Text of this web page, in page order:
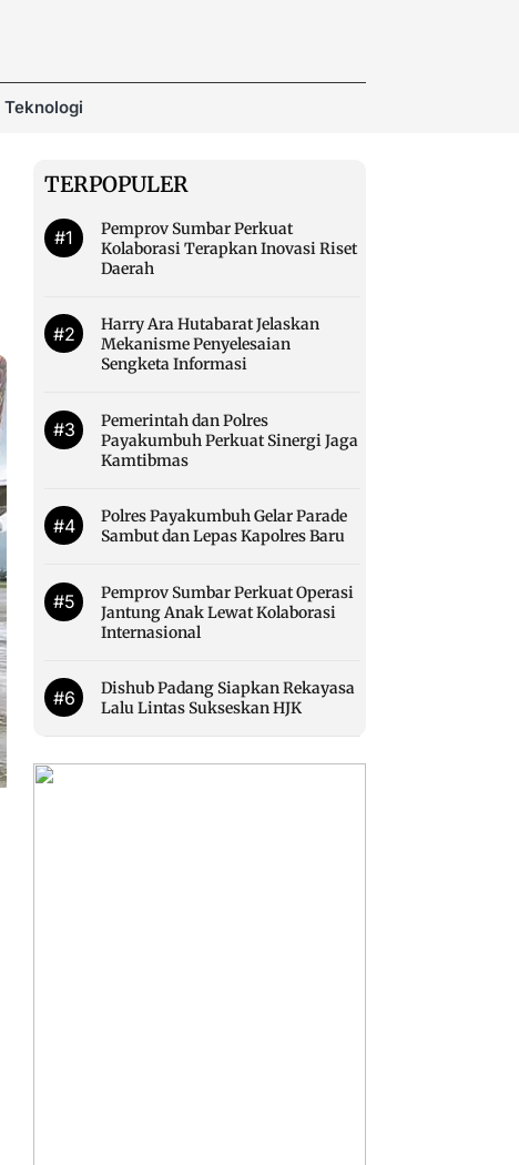
Teknologi
TERPOPULER
#1
Pemprov Sumbar Perkuat
Kolaborasi Terapkan Inovasi Riset
Daerah
#2
Harry Ara Hutabarat Jelaskan
Mekanisme Penyelesaian
Sengketa Informasi
#3
Pemerintah dan Polres
Payakumbuh Perkuat Sinergi Jaga
Kamtibmas
#4
Polres Payakumbuh Gelar Parade
Sambut dan Lepas Kapolres Baru
#5
Pemprov Sumbar Perkuat Operasi
Jantung Anak Lewat Kolaborasi
Internasional
#6
Dishub Padang Siapkan Rekayasa
Lalu Lintas Sukseskan HJK